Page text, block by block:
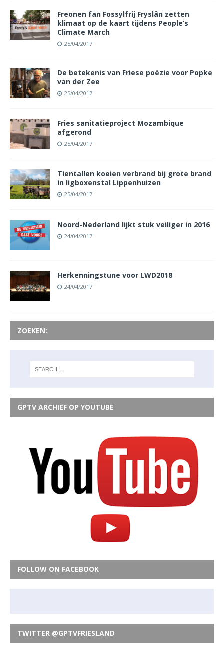
Freonen fan Fossylfrij Fryslân zetten
klimaat op de kaart tijdens People’s
Climate March
25/04/2017
De betekenis van Friese poëzie voor Popke
van der Zee
25/04/2017
Fries sanitatieproject Mozambique
afgerond
25/04/2017
Tientallen koeien verbrand bij grote brand
in ligboxenstal Lippenhuizen
25/04/2017
Noord-Nederland lijkt stuk veiliger in 2016
24/04/2017
Herkenningstune voor LWD2018
24/04/2017
ZOEKEN:
GPTV ARCHIEF OP YOUTUBE
FOLLOW ON FACEBOOK
TWITTER @GPTVFRIESLAND